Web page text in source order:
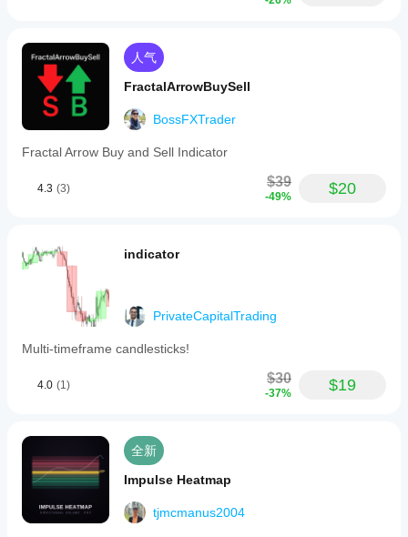
人气
FractalArrowBuySell
BossFXTrader
Fractal Arrow Buy and Sell Indicator
4.3 (3) $39
-49% $20
indicator
PrivateCapitalTrading
Multi-timeframe candlesticks!
4.0 (1) $30
-37% $19
全新
Impulse Heatmap
tjmcmanus2004